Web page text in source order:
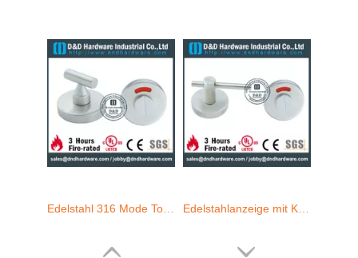
Antirust New Modern Design Thumb Indikator für Toilettenentür-DDik009 SS316 Toilettenanzeige Latch-ddik006